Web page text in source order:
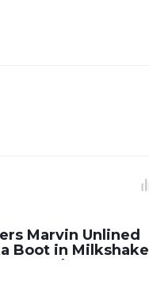
Marvin Unlined
Boot in Milkshake
Suede